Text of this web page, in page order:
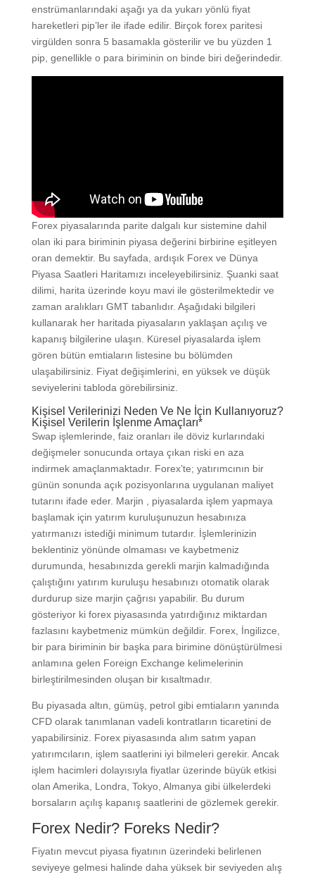
enstrümanlarındaki aşağı ya da yukarı yönlü fiyat
hareketleri pip’ler ile ifade edilir. Birçok forex paritesi
virgülden sonra 5 basamakla gösterilir ve bu yüzden 1
pip, genellikle o para biriminin on binde biri değerindedir.
Forex piyasalarında parite dalgalı kur sistemine dahil
olan iki para biriminin piyasa değerini birbirine eşitleyen
oran demektir. Bu sayfada, ardışık Forex ve Dünya
Piyasa Saatleri Haritamızı inceleyebilirsiniz. Şuanki saat
dilimi, harita üzerinde koyu mavi ile gösterilmektedir ve
zaman aralıkları GMT tabanlıdır. Aşağıdaki bilgileri
kullanarak her haritada piyasaların yaklaşan açılış ve
kapanış bilgilerine ulaşın. Küresel piyasalarda işlem
gören bütün emtiaların listesine bu bölümden
ulaşabilirsiniz. Fiyat değişimlerini, en yüksek ve düşük
seviyelerini tabloda görebilirsiniz.
Kişisel Verilerinizi Neden Ve Ne İçin Kullanıyoruz?
Kişisel Verilerin İşlenme Amaçları*
Swap işlemlerinde, faiz oranları ile döviz kurlarındaki
değişmeler sonucunda ortaya çıkan riski en aza
indirmek amaçlanmaktadır. Forex’te; yatırımcının bir
günün sonunda açık pozisyonlarına uygulanan maliyet
tutarını ifade eder. Marjin , piyasalarda işlem yapmaya
başlamak için yatırım kuruluşunuzun hesabınıza
yatırmanızı istediği minimum tutardır. İşlemlerinizin
beklentiniz yönünde olmaması ve kaybetmeniz
durumunda, hesabınızda gerekli marjin kalmadığında
çalıştığını yatırım kuruluşu hesabınızı otomatik olarak
durdurup size marjin çağrısı yapabilir. Bu durum
gösteriyor ki forex piyasasında yatırdığınız miktardan
fazlasını kaybetmeniz mümkün değildir. Forex, İngilizce,
bir para biriminin bir başka para birimine dönüştürülmesi
anlamına gelen Foreign Exchange kelimelerinin
birleştirilmesinden oluşan bir kısaltmadır.
Bu piyasada altın, gümüş, petrol gibi emtiaların yanında
CFD olarak tanımlanan vadeli kontratların ticaretini de
yapabilirsiniz. Forex piyasasında alım satım yapan
yatırımcıların, işlem saatlerini iyi bilmeleri gerekir. Ancak
işlem hacimleri dolayısıyla fiyatlar üzerinde büyük etkisi
olan Amerika, Londra, Tokyo, Almanya gibi ülkelerdeki
borsaların açılış kapanış saatlerini de gözlemek gerekir.
Forex Nedir? Foreks Nedir?
Fiyatın mevcut piyasa fiyatının üzerindeki belirlenen
seviyeye gelmesi halinde daha yüksek bir seviyeden alış